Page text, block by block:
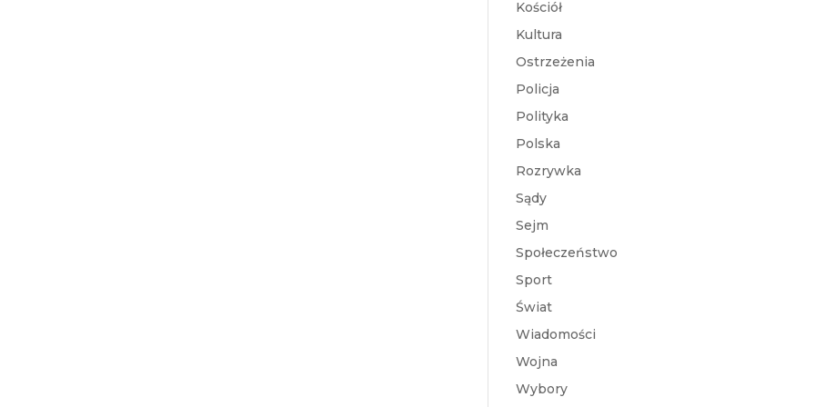
Kościół
Kultura
Ostrzeżenia
Policja
Polityka
Polska
Rozrywka
Sądy
Sejm
Społeczeństwo
Sport
Świat
Wiadomości
Wojna
Wybory